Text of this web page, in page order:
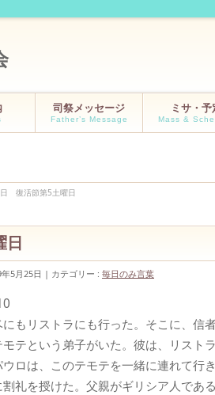
司祭メッセージ
Father’s Message
ミサ・予
Mass &
復活節第5土曜日
5月25日 カテゴリー : 毎日のみ言葉
にもリストラにも行った。そこに、信
テという弟子がいた。彼は、リスト
ロは、このテモテを一緒に連れて行
礼を授けた。父親がギリシア人であ